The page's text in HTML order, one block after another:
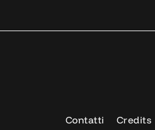
Contatti Credits